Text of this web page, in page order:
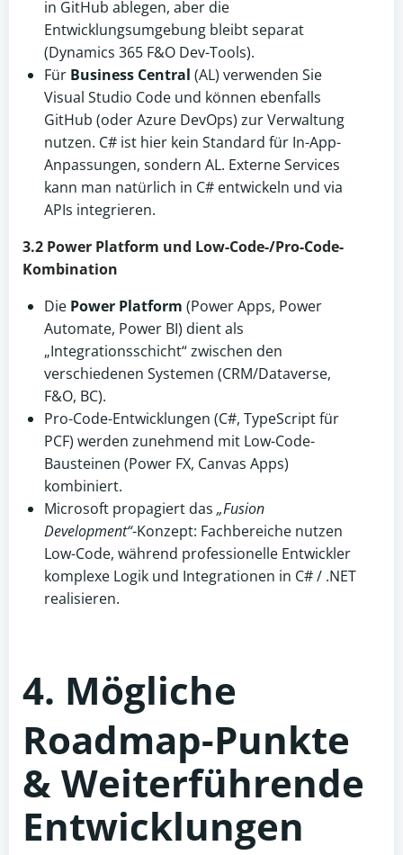
in GitHub ablegen, aber die
Entwicklungsumgebung bleibt separat
(Dynamics 365 F&O Dev-Tools).
Für Business Central (AL) verwenden Sie
Visual Studio Code und können ebenfalls
GitHub (oder Azure DevOps) zur Verwaltung
nutzen. C# ist hier kein Standard für In-App-
Anpassungen, sondern AL. Externe Services
kann man natürlich in C# entwickeln und via
APIs integrieren.
3.2 Power Platform und Low-Code-/Pro-Code-
Kombination
Die Power Platform (Power Apps, Power
Automate, Power BI) dient als
„Integrationsschicht“ zwischen den
verschiedenen Systemen (CRM/Dataverse,
F&O, BC).
Pro-Code-Entwicklungen (C#, TypeScript für
PCF) werden zunehmend mit Low-Code-
Bausteinen (Power FX, Canvas Apps)
kombiniert.
Microsoft propagiert das „Fusion
Development“-Konzept: Fachbereiche nutzen
Low-Code, während professionelle Entwickler
komplexe Logik und Integrationen in C# / .NET
realisieren.
4. Mögliche
Roadmap-Punkte
& Weiterführende
Entwicklungen